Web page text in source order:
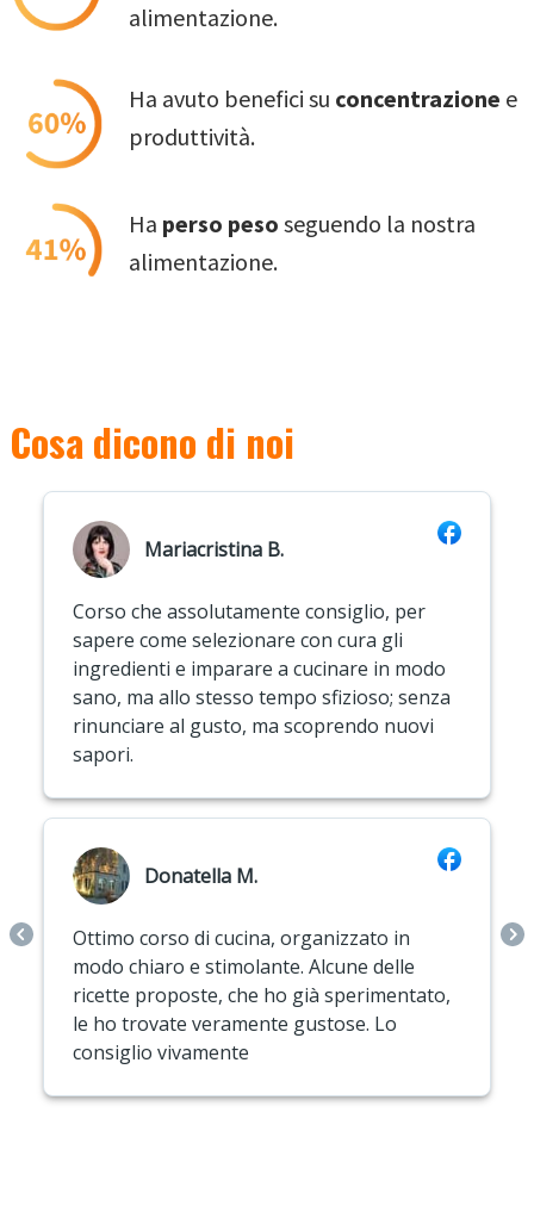
alimentazione.
Ha avuto benefici su concentrazione e
produttività.
Ha perso peso seguendo la nostra
alimentazione.
Cosa dicono di noi